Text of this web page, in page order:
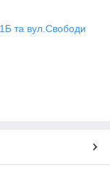
та вул.Свободи